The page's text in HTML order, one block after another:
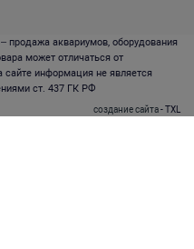
продажа аквариумов, оборудования
может отличаться от
сайте информация не является
ст. 437 ГК РФ
создание сайта- TXL